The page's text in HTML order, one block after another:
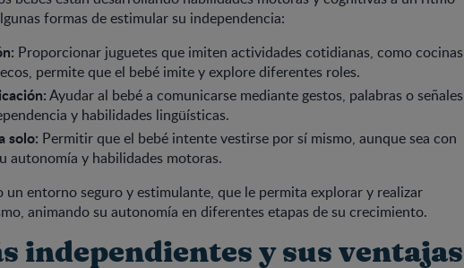
formas de estimular su independencia:
Proporcionar juguetes que imiten actividades cotidianas, como cocinas
permite que el bebé imite y explore diferentes roles.
Ayudar al bebé a comunicarse mediante gestos, palabras o señales
y habilidades lingüísticas.
solo: Permitir que el bebé intente vestirse por sí mismo, aunque sea con
autonomía y habilidades motoras.
entorno seguro y estimulante, que le permita explorar y realizar
animando su autonomía en diferentes etapas de su crecimiento.
independientes y sus ventajas